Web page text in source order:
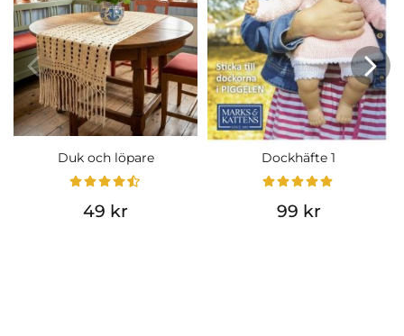
Duk och löpare
49 kr
Dockhäfte 1
99 kr